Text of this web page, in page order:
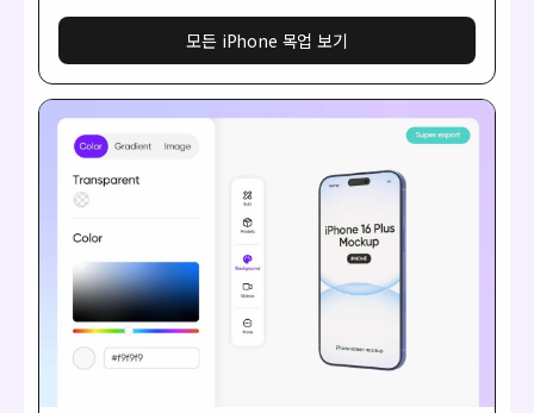
모든 iPhone 목업 보기